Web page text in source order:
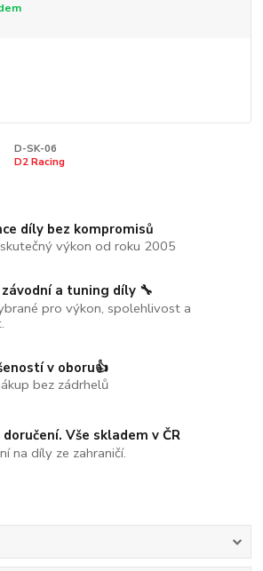
D-SK-06
D2 Racing
díly bez kompromisů
výkon od roku 2005
a tuning díly 🔧
pro výkon, spolehlivost a
v oboru👍
bez zádrhelů
doručení. Vše skladem v ČR
na díly ze zahraničí.